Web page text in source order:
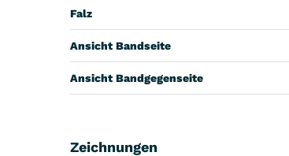
Falz
Ansicht Bandseite
Ansicht Bandgegenseite
Zeichnungen